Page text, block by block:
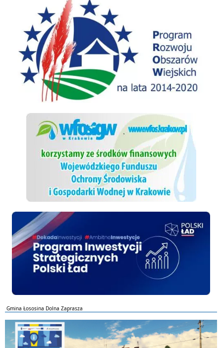
WFOSiGW
Polski ład
Gmina Łososina Dolna Zaprasza